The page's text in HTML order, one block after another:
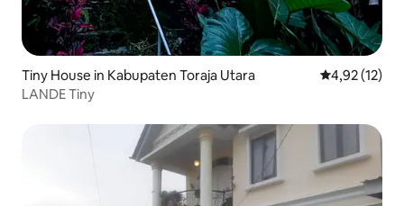
Tiny House in Kabupaten Toraja Utara
4,92 (12)
LANDE Tiny